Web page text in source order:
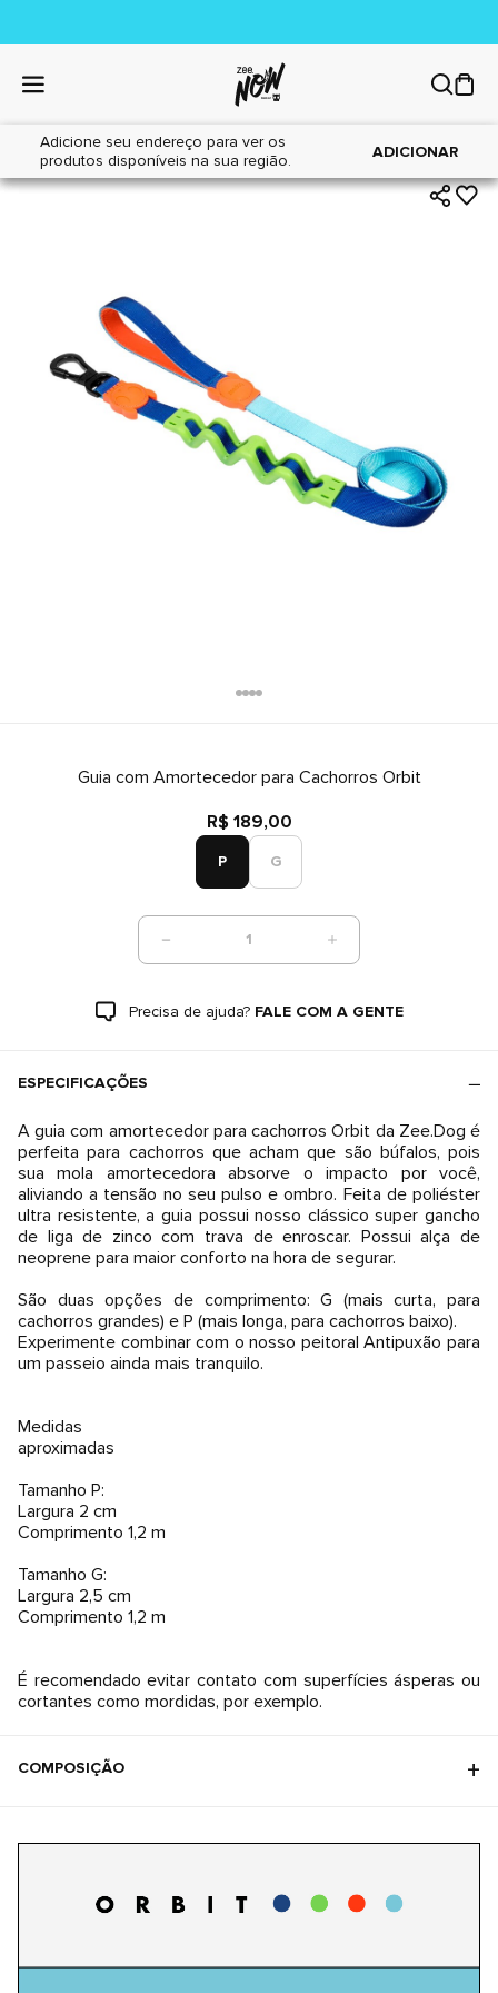
Adicione seu endereço para ver os
produtos disponíveis na sua região.
ADICIONAR
Home|Cães|Acessórios
Guia com Amortecedor para Cachorros Orbit
R$ 189,00
P G
1
Precisa de ajuda? FALE COM A GENTE
ESPECIFICAÇÕES
A guia com amortecedor para cachorros Orbit da Zee.Dog é
perfeita para cachorros que acham que são búfalos, pois
sua mola amortecedora absorve o impacto por você,
aliviando a tensão no seu pulso e ombro. Feita de poliéster
ultra resistente, a guia possui nosso clássico super gancho
de liga de zinco com trava de enroscar. Possui alça de
neoprene para maior conforto na hora de segurar.
São duas opções de comprimento: G (mais curta, para
cachorros grandes) e P (mais longa, para cachorros baixo).
Experimente combinar com o nosso peitoral Antipuxão para
um passeio ainda mais tranquilo.
Medidas
aproximadas
Tamanho P:
Largura 2 cm
Comprimento 1,2 m
Tamanho G:
Largura 2,5 cm
Comprimento 1,2 m
É recomendado evitar contato com superfícies ásperas ou
cortantes como mordidas, por exemplo.
COMPOSIÇÃO